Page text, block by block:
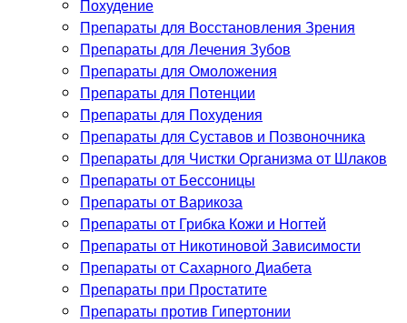
Похудение
Препараты для Восстановления Зрения
Препараты для Лечения Зубов
Препараты для Омоложения
Препараты для Потенции
Препараты для Похудения
Препараты для Суставов и Позвоночника
Препараты для Чистки Организма от Шлаков
Препараты от Бессоницы
Препараты от Варикоза
Препараты от Грибка Кожи и Ногтей
Препараты от Никотиновой Зависимости
Препараты от Сахарного Диабета
Препараты при Простатите
Препараты против Гипертонии